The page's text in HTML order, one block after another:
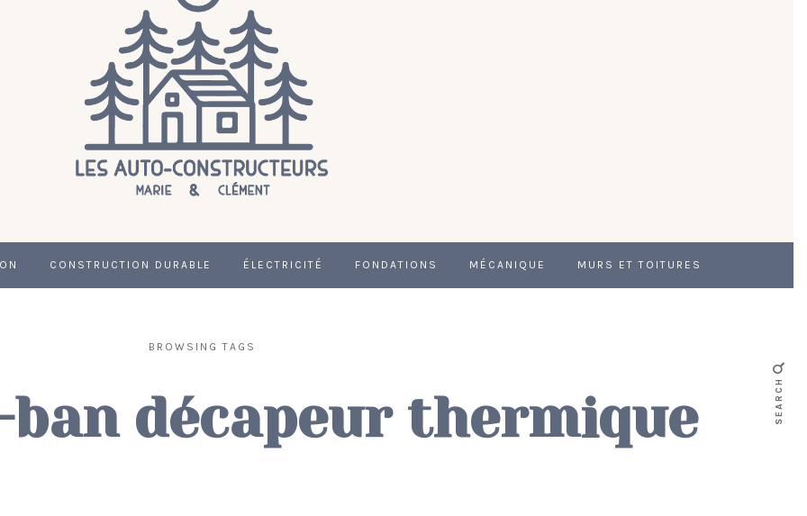
CONSTRUCTION DURABLE ÉLECTRICITÉ FONDATIONS MÉCANIQUE MURS ET TOITURES
BROWSING TAGS
décapeur thermique SEARCH